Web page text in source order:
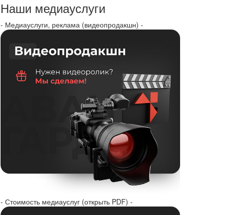
Наши медиауслуги
- Медиауслуги, реклама (видеопродакшн) -
- Стоимость медиауслуг (открыть PDF) -